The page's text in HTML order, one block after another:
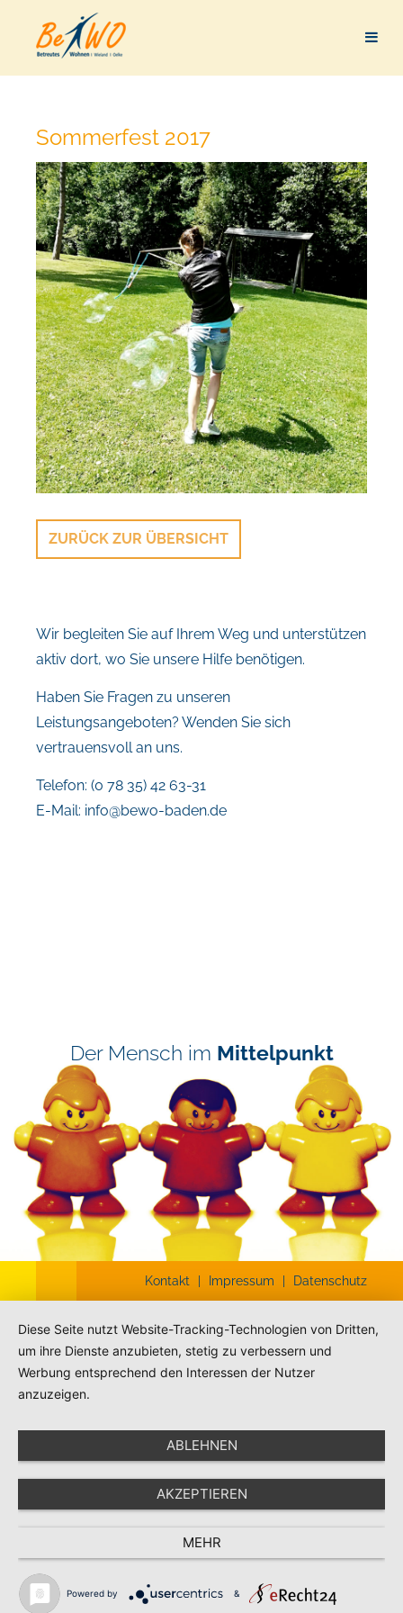
Sommerfest 2017
ZURÜCK ZUR ÜBERSICHT
Wir begleiten Sie auf Ihrem Weg und unterstützen
aktiv dort, wo Sie unsere Hilfe benötigen.
Haben Sie Fragen zu unseren
Leistungsangeboten? Wenden Sie sich
vertrauensvoll an uns.
Telefon: (0 78 35) 42 63-31
E-Mail: info@bewo-baden.de
Der Mensch im Mittelpunkt
Kontakt Impressum Datenschutz
Diese Seite nutzt Website-Tracking-Technologien von Dritten,
um ihre Dienste anzubieten, stetig zu verbessern und
Werbung entsprechend den Interessen der Nutzer
anzuzeigen.
ABLEHNEN
AKZEPTIEREN
MEHR
Powered by &